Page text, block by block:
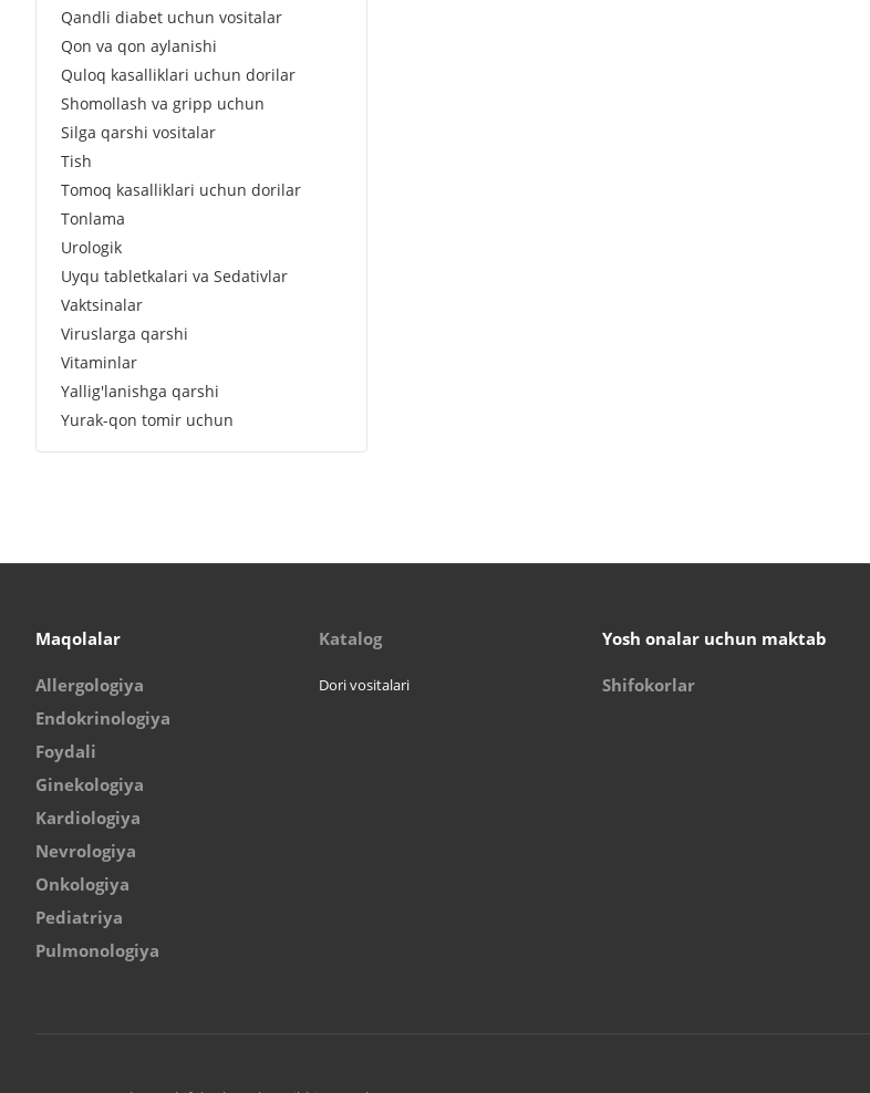
Qandli diabet uchun vositalar
Qon va qon aylanishi
Quloq kasalliklari uchun dorilar
Shomollash va gripp uchun
Silga qarshi vositalar
Tish
Tomoq kasalliklari uchun dorilar
Tonlama
Urologik
Uyqu tabletkalari va Sedativlar
Vaktsinalar
Viruslarga qarshi
Vitaminlar
Yallig'lanishga qarshi
Yurak-qon tomir uchun
Maqolalar
Allergologiya
Endokrinologiya
Foydali
Ginekologiya
Kardiologiya
Nevrologiya
Onkologiya
Pediatriya
Pulmonologiya
Katalog
Dori vositalari
Yosh onalar uchun maktab
Shifokorlar